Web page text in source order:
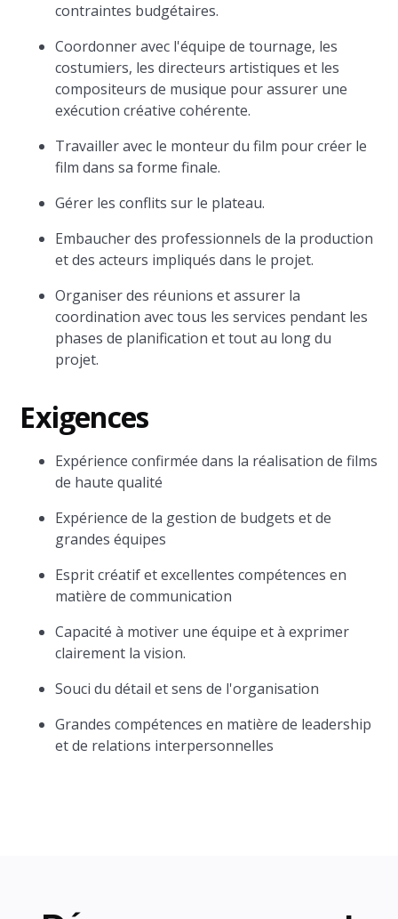
contraintes budgétaires.
Coordonner avec l'équipe de tournage, les
costumiers, les directeurs artistiques et les
compositeurs de musique pour assurer une
exécution créative cohérente.
Travailler avec le monteur du film pour créer le
film dans sa forme finale.
Gérer les conflits sur le plateau.
Embaucher des professionnels de la production
et des acteurs impliqués dans le projet.
Organiser des réunions et assurer la
coordination avec tous les services pendant les
phases de planification et tout au long du
projet.
Exigences
Expérience confirmée dans la réalisation de films
de haute qualité
Expérience de la gestion de budgets et de
grandes équipes
Esprit créatif et excellentes compétences en
matière de communication
Capacité à motiver une équipe et à exprimer
clairement la vision.
Souci du détail et sens de l'organisation
Grandes compétences en matière de leadership
et de relations interpersonnelles